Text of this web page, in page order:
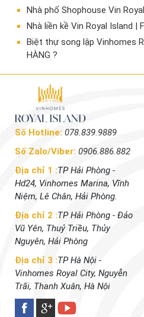
Nhà phố Shophouse Vin
Nhà liền kề Vin Royal Island
​Biệt thự song lập Vinhomes
HÀNG ?
Số Hotline: 078.839.9889
Số Zalo/Viber: 0906.886.882
Địa chỉ 1 :TP Hải Phòng -
Hd24, Vinhomes Marina, Vĩnh
Niệm, Lê Chân, Hải Phòng.
Địa chỉ 2 :TP Hải Phòng - Đảo
Vũ Yên, Thuỷ Triều, Thủy
Nguyên, Hải Phòng
Địa chỉ 3 :TP Hà Nội -
Vinhomes Royal City, Nguyễn
Trãi, Thanh Xuân, Hà Nội